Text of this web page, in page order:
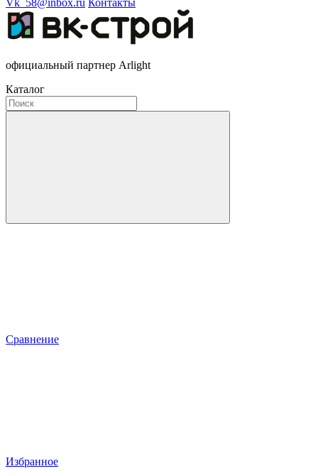
Vk_58@inbox.ru Контакты
официальный партнер Arlight
Каталог
Сравнение
Избранное